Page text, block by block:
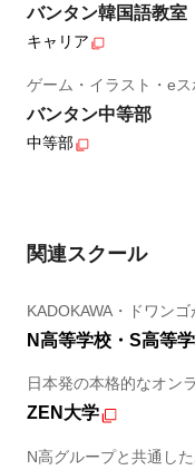
バンタン韓国語教室
キャリア
ゲーム・イラスト・eス
バンタン中等部
中等部
関連スクール
KADOKAWA・ドワン
N高等学校・S高等
日本発の本格的なオン
ZEN大学
N高グループと共通し